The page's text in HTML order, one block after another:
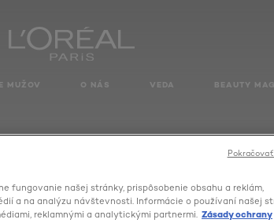
MUŽOV O NÁS VEDA BEAUTY
fungovanie našej stránky, prispôsobenie obsahu a reklám,
a na analýzu návštevnosti. Informácie o používaní našej
reklamnými a analytickými partnermi. Zásady ochrany